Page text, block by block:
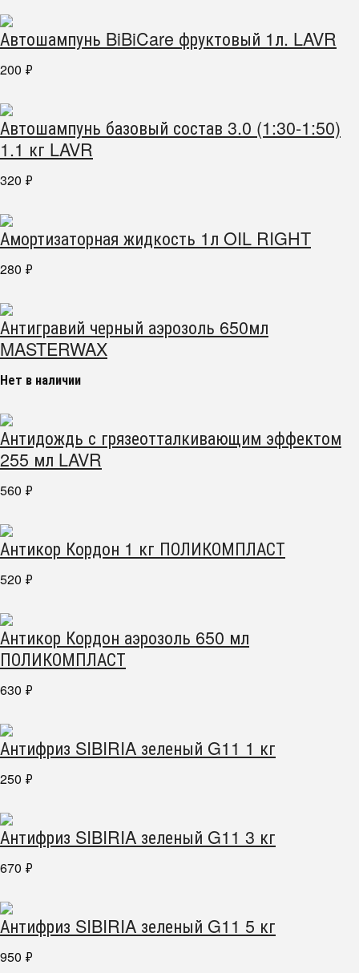
Автошампунь BiBiCare фруктовый 1л. LAVR
200 ₽
Автошампунь базовый состав 3.0 (1:30-1:50)
1.1 кг LAVR
320 ₽
Амортизаторная жидкость 1л OIL RIGHT
280 ₽
Антигравий черный аэрозоль 650мл
MASTERWAX
Нет в наличии
Антидождь с грязеотталкивающим эффектом
255 мл LAVR
560 ₽
Антикор Кордон 1 кг ПОЛИКОМПЛАСТ
520 ₽
Антикор Кордон аэрозоль 650 мл
ПОЛИКОМПЛАСТ
630 ₽
Антифриз SIBIRIA зеленый G11 1 кг
250 ₽
Антифриз SIBIRIA зеленый G11 3 кг
670 ₽
Антифриз SIBIRIA зеленый G11 5 кг
950 ₽